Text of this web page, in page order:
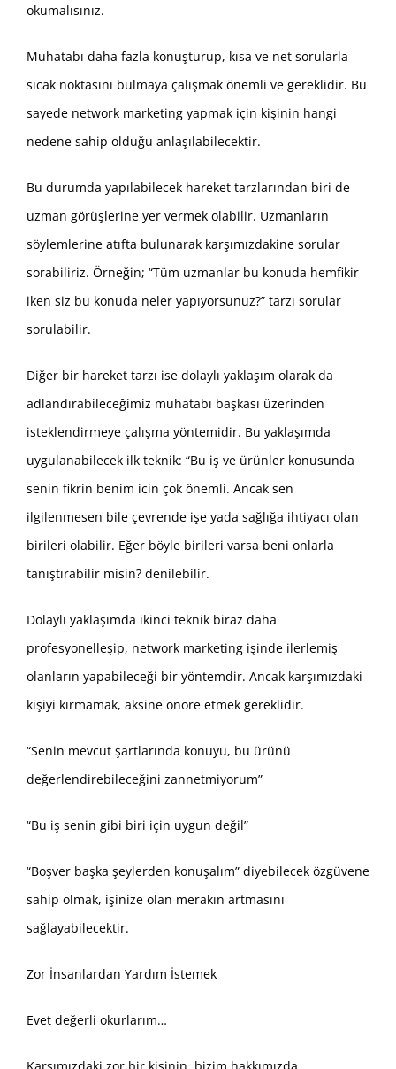
okumalısınız.
Muhatabı daha fazla konuşturup, kısa ve net sorularla
sıcak noktasını bulmaya çalışmak önemli ve gereklidir. Bu
sayede network marketing yapmak için kişinin hangi
nedene sahip olduğu anlaşılabilecektir.
Bu durumda yapılabilecek hareket tarzlarından biri de
uzman görüşlerine yer vermek olabilir. Uzmanların
söylemlerine atıfta bulunarak karşımızdakine sorular
sorabiliriz. Örneğin; “Tüm uzmanlar bu konuda hemfikir
iken siz bu konuda neler yapıyorsunuz?” tarzı sorular
sorulabilir.
Diğer bir hareket tarzı ise dolaylı yaklaşım olarak da
adlandırabileceğimiz muhatabı başkası üzerinden
isteklendirmeye çalışma yöntemidir. Bu yaklaşımda
uygulanabilecek ilk teknik: “Bu iş ve ürünler konusunda
senin fikrin benim icin çok önemli. Ancak sen
ilgilenmesen bile çevrende işe yada sağlığa ihtiyacı olan
birileri olabilir. Eğer böyle birileri varsa beni onlarla
tanıştırabilir misin? denilebilir.
Dolaylı yaklaşımda ikinci teknik biraz daha
profesyonelleşip, network marketing işinde ilerlemiş
olanların yapabileceği bir yöntemdir. Ancak karşımızdaki
kişiyi kırmamak, aksine onore etmek gereklidir.
“Senin mevcut şartlarında konuyu, bu ürünü
değerlendirebileceğini zannetmiyorum”
“Bu iş senin gibi biri için uygun değil”
“Boşver başka şeylerden konuşalım” diyebilecek özgüvene
sahip olmak, işinize olan merakın artmasını
sağlayabilecektir.
Zor İnsanlardan Yardım İstemek
Evet değerli okurlarım…
Karşımızdaki zor bir kişinin, bizim hakkımızda